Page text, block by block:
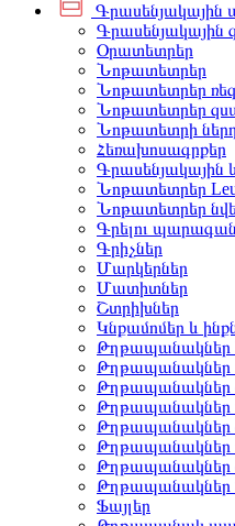
Գրասենյակային
Օրատետրեր
Նոթատետրեր
Նոթատետրեր
Նոթատետրեր
Նոթատետրի
Հեռախոսագրքեր
Գրասենյակային
Նոթատետրեր
Նոթատետրեր
Գրելու
Գրիչներ
Մարկերներ
Մատիտներ
Շտրիխներ
Կնքամոմեր և
Թղթապանակներ
Թղթապանակներ
Թղթապանակներ
Թղթապանակներ
Թղթապանակներ
Թղթապանակներ
Թղթապանակներ
Թղթապանակներ
Ֆայլեր